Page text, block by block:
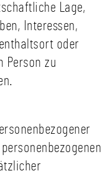
Lage,
Interessen,
oder
Person zu